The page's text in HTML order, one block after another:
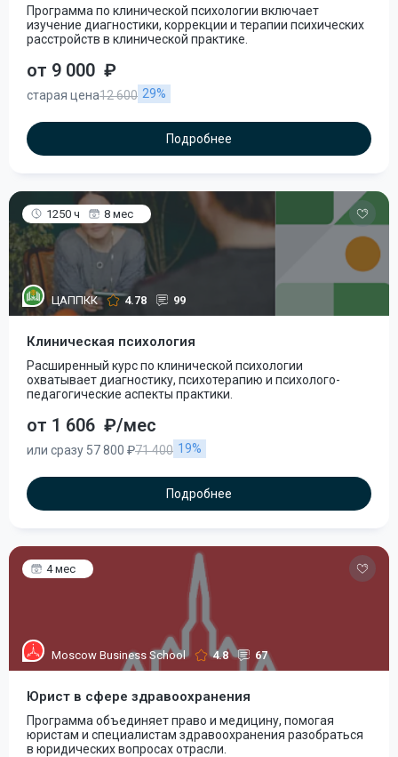
Программа по клинической психологии включает
изучение диагностики, коррекции и терапии психических
расстройств в клинической практике.
от 9 000 ₽
старая цена12 600 29%
Подробнее
1250 ч 8 мес
ЦАППКК 4.78 99
Клиническая психология
Расширенный курс по клинической психологии
охватывает диагностику, психотерапию и психолого-
педагогические аспекты практики.
от 1 606 ₽/мес
или сразу 57 800 ₽71 400 19%
Подробнее
4 мес
Moscow Business School 4.8 67
Юрист в сфере здравоохранения
Программа объединяет право и медицину, помогая
юристам и специалистам здравоохранения разобраться
в юридических вопросах отрасли.